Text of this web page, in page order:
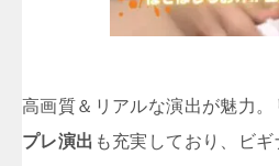
高画質＆リアルな演出が魅力。
プレ演出 も充実しており、ビ